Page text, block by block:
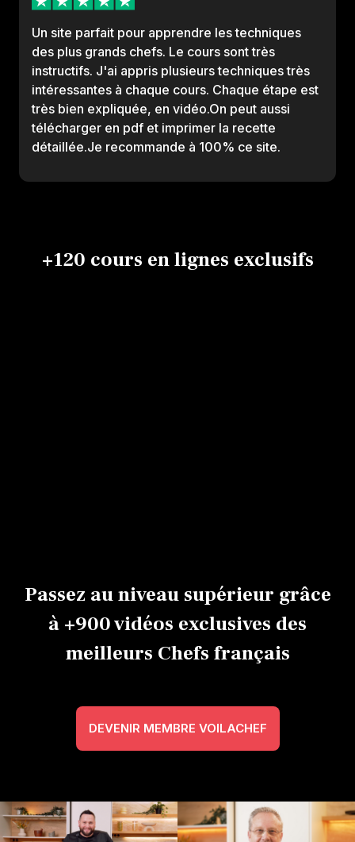
Un site parfait pour apprendre les techniques
des plus grands chefs. Le cours sont très
instructifs. J'ai appris plusieurs techniques très
intéressantes à chaque cours. Chaque étape est
très bien expliquée, en vidéo.On peut aussi
télécharger en pdf et imprimer la recette
détaillée.Je recommande à 100% ce site.
+120 cours en lignes exclusifs
Passez au niveau supérieur grâce
à +900 vidéos exclusives des
meilleurs Chefs français
DEVENIR MEMBRE VOILACHEF